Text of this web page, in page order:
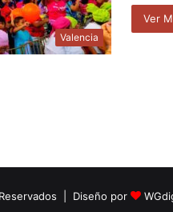
Valencia
Ver
| Diseño por